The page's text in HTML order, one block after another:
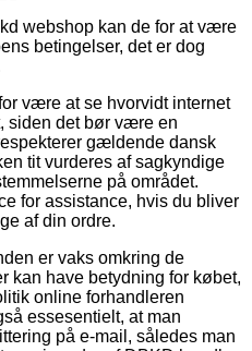
webshop kan de for at være
betingelser, det er dog
være at se hvorvidt internet
siden det bør være en
gældende dansk
tit vurderes af sagkyndige
på området.
for assistance, hvis du bliver
af din ordre.
er vaks omkring de
have betydning for købet,
online forhandleren
essesentielt, at man
på e-mail, således man